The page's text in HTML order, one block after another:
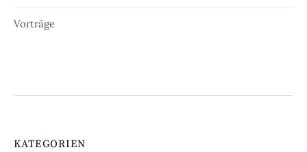
Vorträge
KATEGORIEN